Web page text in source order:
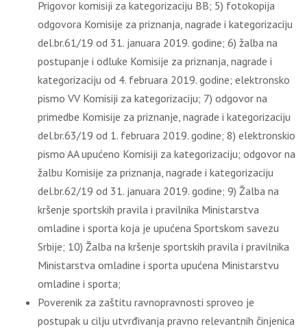
Prigovor komisiji za kategorizaciju BB; 5) fotokopija
odgovora Komisije za priznanja, nagrade i kategorizaciju
del.br.61/19 od 31. januara 2019. godine; 6) žalba na
postupanje i odluke Komisije za priznanja, nagrade i
kategorizaciju od 4. februara 2019. godine; elektronsko
pismo VV Komisiji za kategorizaciju; 7) odgovor na
primedbe Komisije za priznanje, nagrade i kategorizaciju
del.br.63/19 od 1. februara 2019. godine; 8) elektronskio
pismo AA upućeno Komisiji za kategorizaciju; odgovor na
žalbu Komisije za priznanja, nagrade i kategorizaciju
del.br.62/19 od 31. januara 2019. godine; 9) Žalba na
kršenje sportskih pravila i pravilnika Ministarstva
omladine i sporta koja je upućena Sportskom savezu
Srbije; 10) Žalba na kršenje sportskih pravila i pravilnika
Ministarstva omladine i sporta upućena Ministarstvu
omladine i sporta;
Poverenik za zaštitu ravnopravnosti sproveo je
postupak u cilju utvrđivanja pravno relevantnih činjenica